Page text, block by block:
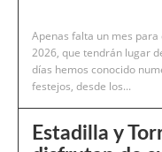
Apenas falta un mes
2026, que tendrán lugar
días hemos conocido
festejos, desde los...
Estadilla y